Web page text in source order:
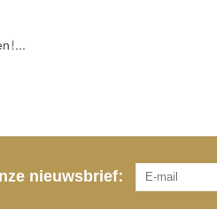
nieuwsbrief: